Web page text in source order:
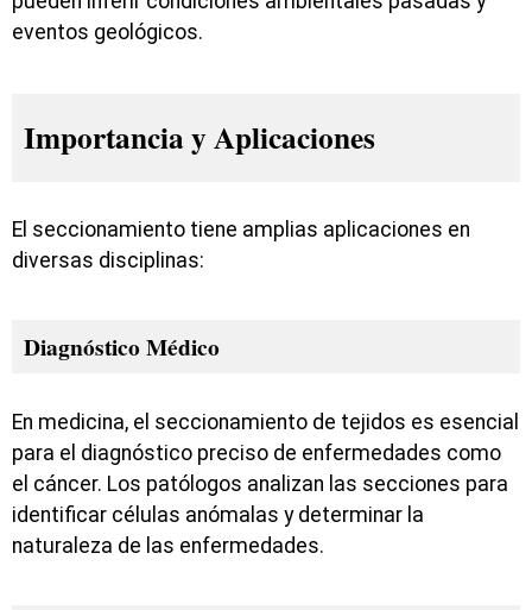
eventos geológicos.
Importancia y Aplicaciones
El seccionamiento tiene amplias aplicaciones en
diversas disciplinas:
Diagnóstico Médico
En medicina, el seccionamiento de tejidos es esencial
para el diagnóstico preciso de enfermedades como
el cáncer. Los patólogos analizan las secciones para
identificar células anómalas y determinar la
naturaleza de las enfermedades.